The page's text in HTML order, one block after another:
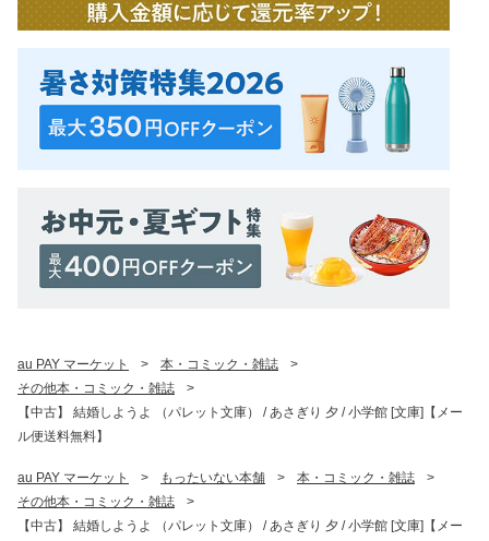
au PAY マーケット > 本・コミック・雑誌
>
その他本・コミック・雑誌
>
【中古】 結婚しようよ （パレット文庫） / あさぎり 夕 / 小学館 [文庫]【メー
ル便送料無料】
au PAY マーケット > もったいない本舗 > 本・コミック・雑誌
>
その他本・コミック・雑誌
>
【中古】 結婚しようよ （パレット文庫） / あさぎり 夕 / 小学館 [文庫]【メー